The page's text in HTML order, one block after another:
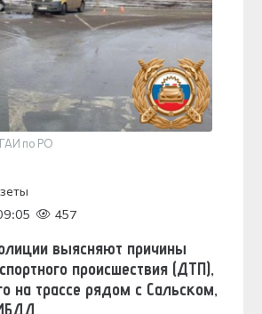
по РО
457
выясняют причины
происшествия (ДТП),
на трассе рядом с Сальском,